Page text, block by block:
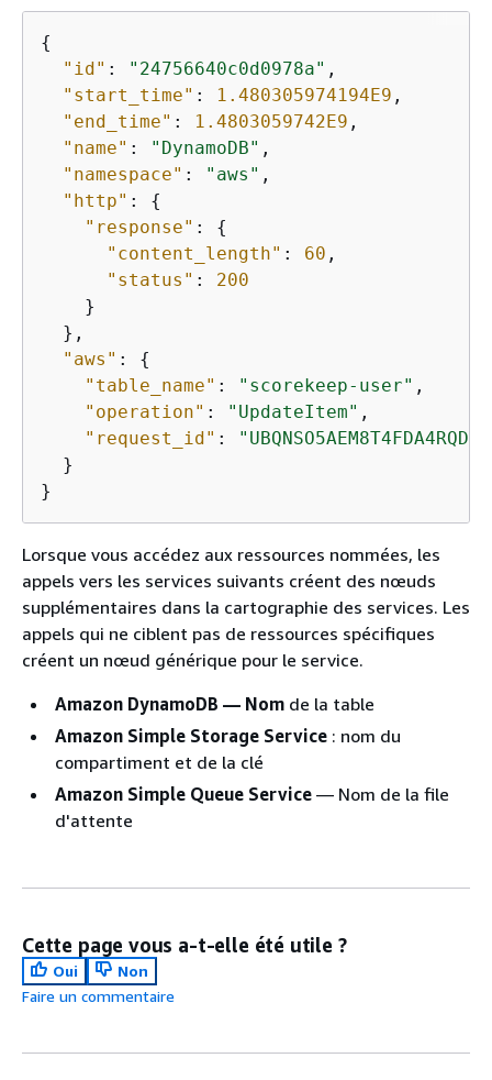
{
"id" : "24756640c0d0978a" ,
"start_time" : 1.480305974194E9 ,
"end_time" : 1.4803059742E9 ,
"name" : "DynamoDB" ,
"namespace" : "aws" ,
"http" : {
"response" : {
"content_length" : 60 ,
"status" : 200
    }
  },
"aws" : {
"table_name" : "scorekeep-user" ,
"operation" : "UpdateItem" ,
"request_id" :
  }
}
Lorsque vous accédez aux ressources nommées, les
appels vers les services suivants créent des nœuds
supplémentaires dans la cartographie des services. Les
appels qui ne ciblent pas de ressources spécifiques
créent un nœud générique pour le service.
Amazon DynamoDB — Nom de la table
Amazon Simple Storage Service : nom du
compartiment et de la clé
Amazon Simple Queue Service — Nom de la file
d'attente
Cette page vous a-t-elle été utile ?
Oui
Non
Faire un commentaire